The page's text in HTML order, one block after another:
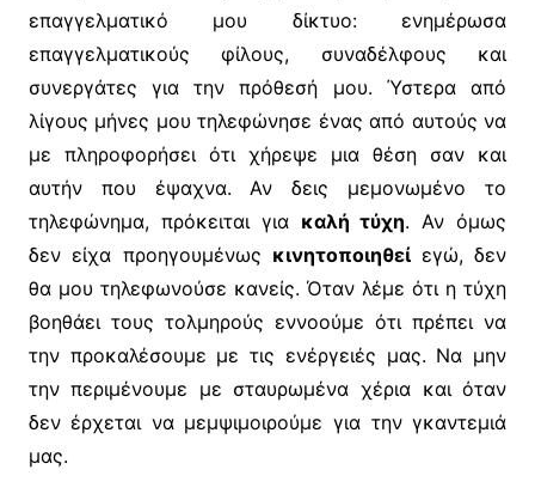
επαγγελματικό μου δίκτυο: ενημέρωσα
επαγγελματικούς φίλους, συναδέλφους και
συνεργάτες για την πρόθεσή μου. Ύστερα από
λίγους μήνες μου τηλεφώνησε ένας από αυτούς να
με πληροφορήσει ότι χήρεψε μια θέση σαν και
αυτήν που έψαχνα. Αν δεις μεμονωμένο το
τηλεφώνημα, πρόκειται για καλή τύχη. Αν όμως
δεν είχα προηγουμένως κινητοποιηθεί εγώ, δεν
θα μου τηλεφωνούσε κανείς. Όταν λέμε ότι η τύχη
βοηθάει τους τολμηρούς εννοούμε ότι πρέπει να
την προκαλέσουμε με τις ενέργειές μας. Να μην
την περιμένουμε με σταυρωμένα χέρια και όταν
δεν έρχεται να μεμψιμοιρούμε για την γκαντεμιά
μας.